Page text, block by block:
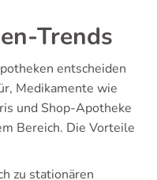
Trends
entscheiden
Medikamente wie
und Shop-Apotheke
Bereich. Die Vorteile
zu stationären